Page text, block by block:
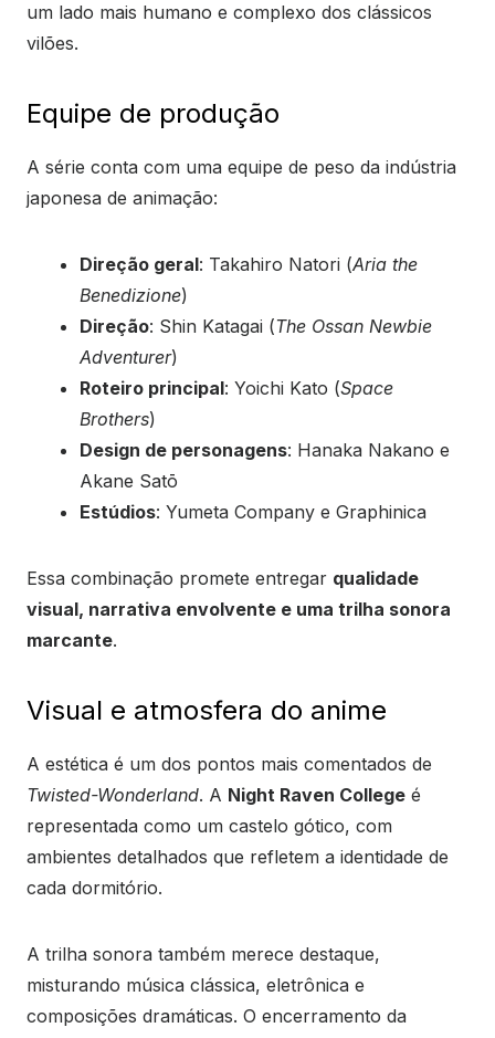
um lado mais humano e complexo dos clássicos
vilões.
Equipe de produção
A série conta com uma equipe de peso da indústria
japonesa de animação:
Direção geral: Takahiro Natori (Aria the
Benedizione)
Direção: Shin Katagai (The Ossan Newbie
Adventurer)
Roteiro principal: Yoichi Kato (Space
Brothers)
Design de personagens: Hanaka Nakano e
Akane Satō
Estúdios: Yumeta Company e Graphinica
Essa combinação promete entregar qualidade
visual, narrativa envolvente e uma trilha sonora
marcante.
Visual e atmosfera do anime
A estética é um dos pontos mais comentados de
Twisted-Wonderland. A Night Raven College é
representada como um castelo gótico, com
ambientes detalhados que refletem a identidade de
cada dormitório.
A trilha sonora também merece destaque,
misturando música clássica, eletrônica e
composições dramáticas. O encerramento da